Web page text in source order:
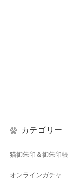
カテゴリー
猫御朱印＆御朱印帳
オンラインガチャ